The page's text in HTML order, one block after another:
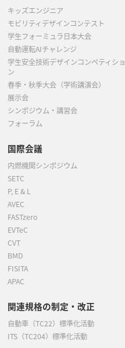
キッズエンジニア
モビリティデザインコンテスト
学生フォーミュラ日本大会
自動運転AIチャレンジ
学生安全技術デザインコンペティショ
ン
春季・秋季大会（学術講演会）
展示会
シンポジウム・講習会
フォーラム
国際会議
内燃機関シンポジウム
SETC
P, E & L
AVEC
FASTzero
EVTeC
CVT
BMD
FISITA
APAC
関連規格の制定・改正
自動車（TC22）標準化活動
ITS（TC204）標準化活動